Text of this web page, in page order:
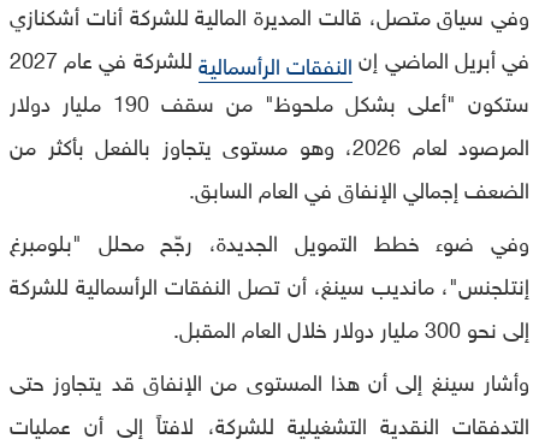
وفي سياق متصل، قالت المديرة المالية للشركة أنات أشكنازي
في أبريل الماضي إنالنفقات الرأسمالية
للشركة في عام 2027
ستكون "أعلى بشكل ملحوظ" من سقف 190 مليار دولار
المرصود لعام 2026، وهو مستوى يتجاوز بالفعل بأكثر من
الضعف إجمالي الإنفاق في العام السابق.
وفي ضوء خطط التمويل الجديدة، رجّح محلل "بلومبرغ
إنتلجنس"، مانديب سينغ، أن تصل النفقات الرأسمالية للشركة
إلى نحو 300 مليار دولار خلال العام المقبل.
وأشار سينغ إلى أن هذا المستوى من الإنفاق قد يتجاوز حتى
التدفقات النقدية التشغيلية للشركة، لافتاً إلى أن عمليات